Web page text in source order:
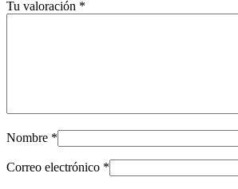
Tu valoración *
Nombre *
Correo electrónico *